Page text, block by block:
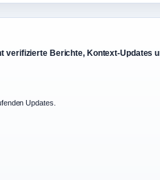
verifizierte Berichte, Kontext-Updates
Updates.